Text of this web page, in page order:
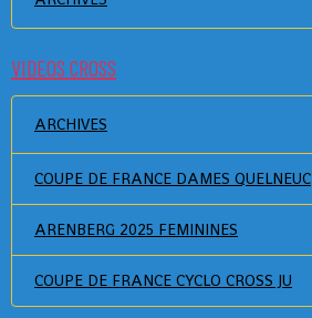
VIDEOS CROSS
ARCHIVES
COUPE DE FRANCE DAMES QUELNEUC
ARENBERG 2025 FEMININES
COUPE DE FRANCE CYCLO CROSS JU